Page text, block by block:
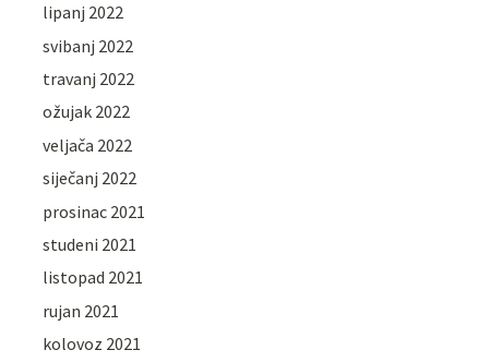
lipanj 2022
svibanj 2022
travanj 2022
ožujak 2022
veljača 2022
siječanj 2022
prosinac 2021
studeni 2021
listopad 2021
rujan 2021
kolovoz 2021